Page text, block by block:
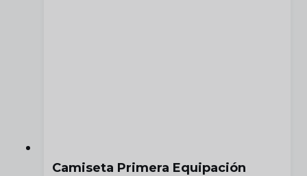
Camiseta Primera Equipación